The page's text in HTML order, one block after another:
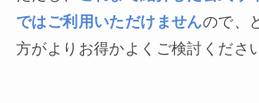
ではご利用いただけませんので、
方がよりお得かよくご検討くださ